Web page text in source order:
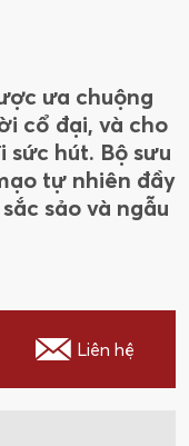
ưa chuộng
cổ đại, và cho
sức hút. Bộ sưu
tự nhiên đầy
sảo và ngẫu
Liên hệ